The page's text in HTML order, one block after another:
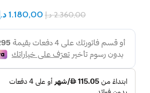
2.360,00 د.إ 1.180,00